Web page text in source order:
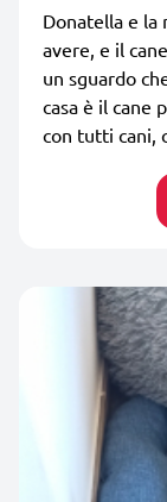
Donatella e la
avere, e il
un sguardo
casa è il cane
con tutti cani,